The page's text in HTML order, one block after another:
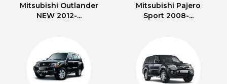
Mitsubishi Outlander
NEW 2012-...
Mitsubishi Pajero
Sport 2008-...